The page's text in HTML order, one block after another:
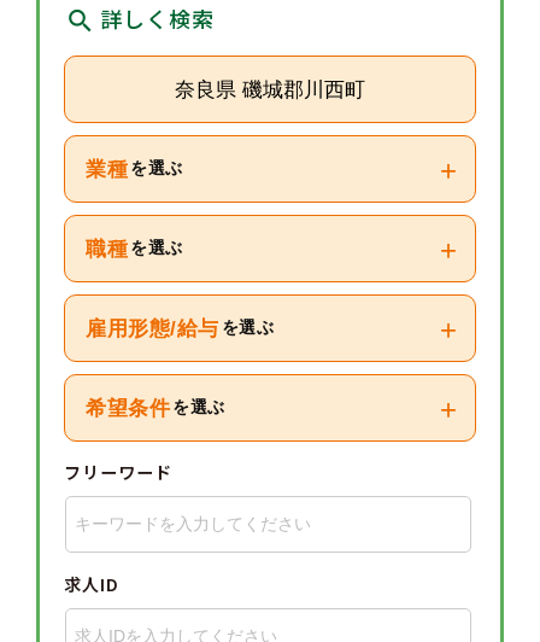
詳しく検索
奈良県 磯城郡川西町
業種 を選ぶ +
職種 を選ぶ +
雇用形態/給与 を選ぶ +
希望条件 を選ぶ +
フリーワード
求人ID